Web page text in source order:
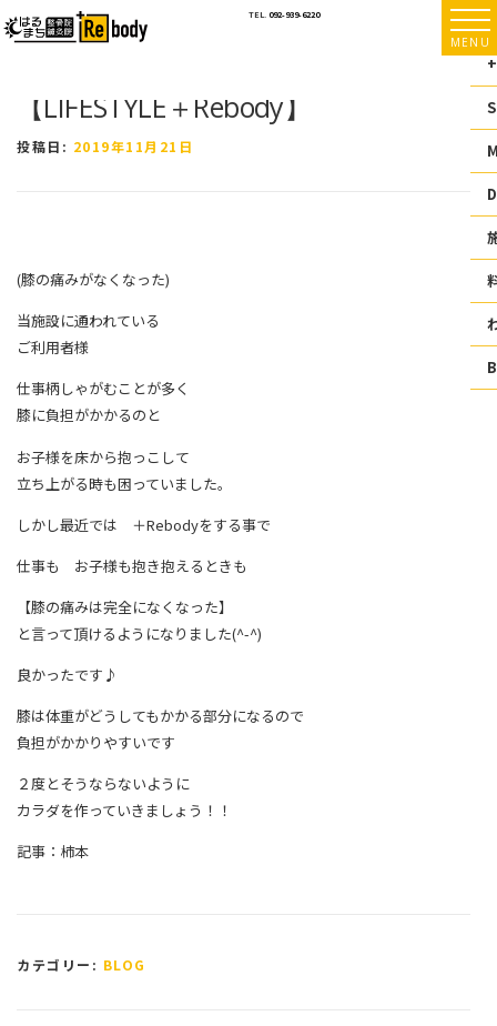
ン
TEL. 092-939-6220
MENU
【LIFESTYLE＋Rebody】
投稿日: 2019年11月21日
(膝の痛みがなくなった)
当施設に通われている
ご利用者様
仕事柄しゃがむことが多く
膝に負担がかかるのと
お子様を床から抱っこして
立ち上がる時も困っていました。
しかし最近では ＋Rebodyをする事で
仕事も お子様も抱き抱えるときも
【膝の痛みは完全になくなった】
と言って頂けるようになりました(^-^)
良かったです♪
膝は体重がどうしてもかかる部分になるので
負担がかかりやすいです
２度とそうならないように
カラダを作っていきましょう！！
記事：柿本
カテゴリー: BLOG